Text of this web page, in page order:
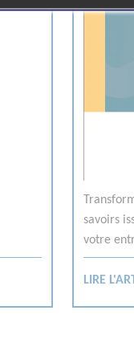
savoirs
votre
LIRE